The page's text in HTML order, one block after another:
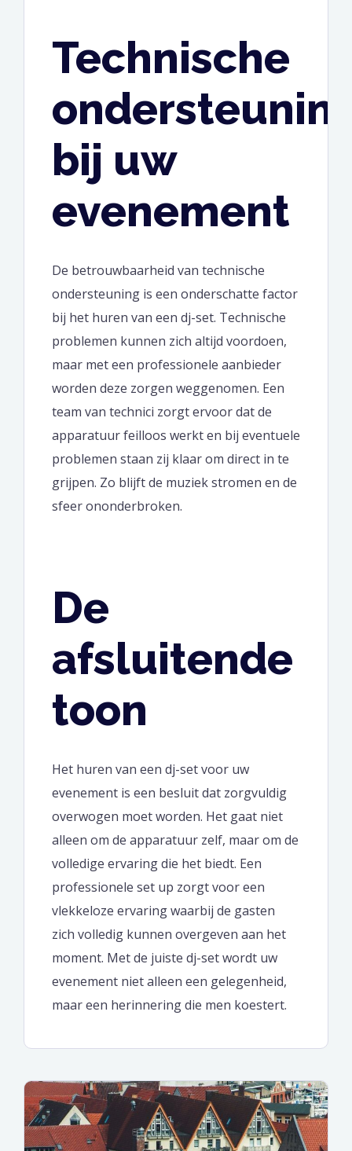
Technische
bij uw
evenement
De betrouwbaarheid van technische
ondersteuning is een onderschatte factor
bij het huren van een dj-set. Technische
problemen kunnen zich altijd voordoen,
maar met een professionele aanbieder
worden deze zorgen weggenomen. Een
team van technici zorgt ervoor dat de
apparatuur feilloos werkt en bij eventuele
problemen staan zij klaar om direct in te
grijpen. Zo blijft de muziek stromen en de
sfeer ononderbroken.
De
afsluitende
toon
Het huren van een dj-set voor uw
evenement is een besluit dat zorgvuldig
overwogen moet worden. Het gaat niet
alleen om de apparatuur zelf, maar om de
volledige ervaring die het biedt. Een
professionele set up zorgt voor een
vlekkeloze ervaring waarbij de gasten
zich volledig kunnen overgeven aan het
moment. Met de juiste dj-set wordt uw
evenement niet alleen een gelegenheid,
maar een herinnering die men koestert.